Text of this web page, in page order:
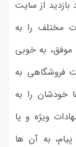
از سایت
مختلف را به
به خوبی
فروشگاهی به
خودشان را به
ویژه و یا
به آن ها